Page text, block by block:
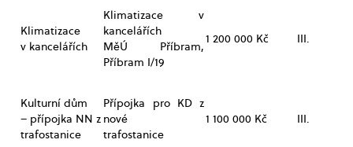
Klimatizace
v kancelářích
Klimatizace v
kancelářích
MěÚ Příbram,
Příbram I/19
1 200 000 Kč III.
Kulturní dům
– přípojka NN z
trafostanice
Přípojka pro KD z
nové
trafostanice
1 100 000 Kč III.